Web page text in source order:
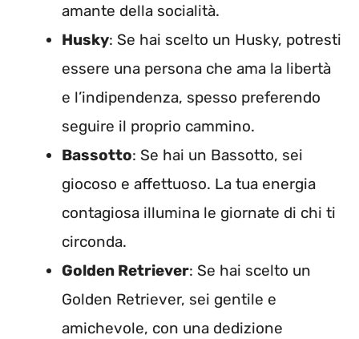
amante della socialità.
Husky: Se hai scelto un Husky, potresti
essere una persona che ama la libertà
e l’indipendenza, spesso preferendo
seguire il proprio cammino.
Bassotto: Se hai un Bassotto, sei
giocoso e affettuoso. La tua energia
contagiosa illumina le giornate di chi ti
circonda.
Golden Retriever: Se hai scelto un
Golden Retriever, sei gentile e
amichevole, con una dedizione